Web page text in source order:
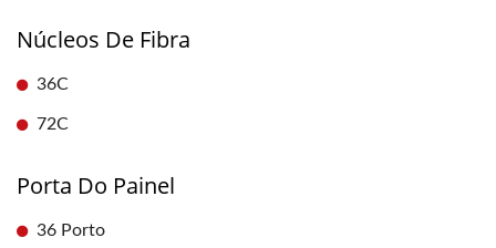
Núcleos De Fibra
36C
72C
Porta Do Painel
36 Porto